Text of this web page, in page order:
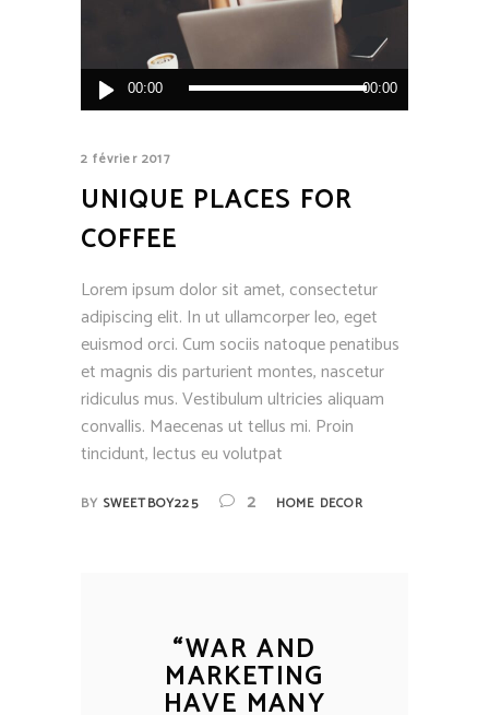
Lecteur
audio
00:00 00:00
2 février 2017
UNIQUE PLACES FOR
COFFEE
Lorem ipsum dolor sit amet, consectetur
adipiscing elit. In ut ullamcorper leo, eget
euismod orci. Cum sociis natoque penatibus
et magnis dis parturient montes, nascetur
ridiculus mus. Vestibulum ultricies aliquam
convallis. Maecenas ut tellus mi. Proin
tincidunt, lectus eu volutpat
BY SWEETBOY225 2 HOME DECOR
“WAR AND
MARKETING
HAVE MANY